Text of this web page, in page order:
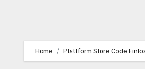
Home Plattform Store Code